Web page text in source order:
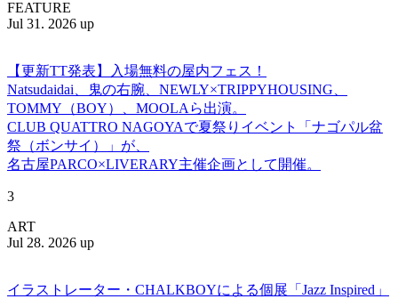
FEATURE
Jul 31. 2026 up
【更新TT発表】入場無料の屋内フェス！
Natsudaidai、鬼の右腕、NEWLY×TRIPPYHOUSING、
TOMMY（BOY）、MOOLAら出演。
CLUB QUATTRO NAGOYAで夏祭りイベント「ナゴパル盆
祭（ボンサイ）」が、
名古屋PARCO×LIVERARY主催企画として開催。
3
ART
Jul 28. 2026 up
イラストレーター・CHALKBOYによる個展「Jazz Inspired」